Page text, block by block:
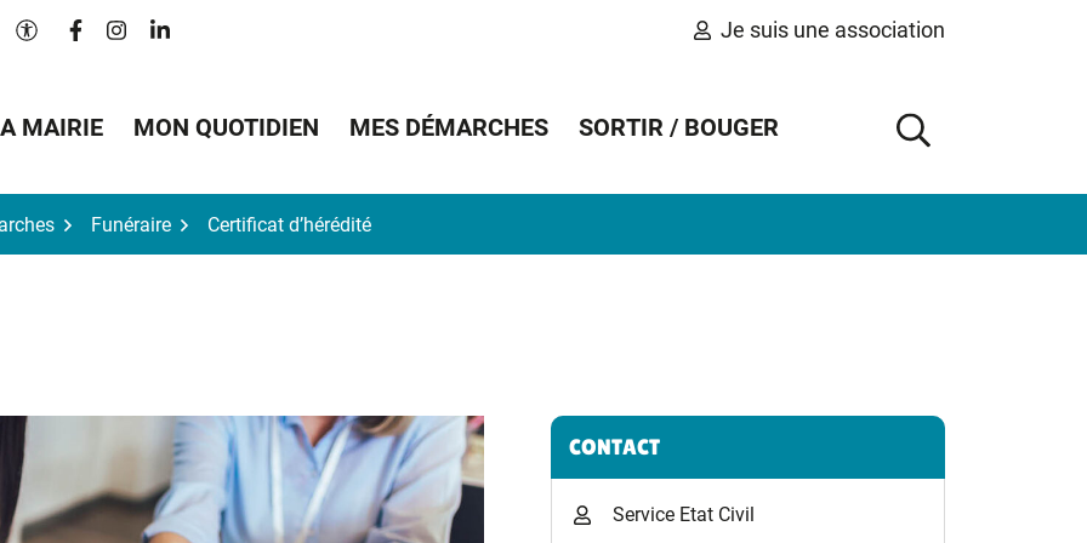
Paramètres d'accessibilité
Lien vers le compte Facebook
Lien vers le compte Instagram
Lien vers le compte Linkedin Je suis une association
MAIRIE MON QUOTIDIEN MES DÉMARCHES SORTIR / BOUGER
AFFICHER
Funéraire Certificat d’hérédité
Informations complémentaires
CONTACT
Service Etat Civil